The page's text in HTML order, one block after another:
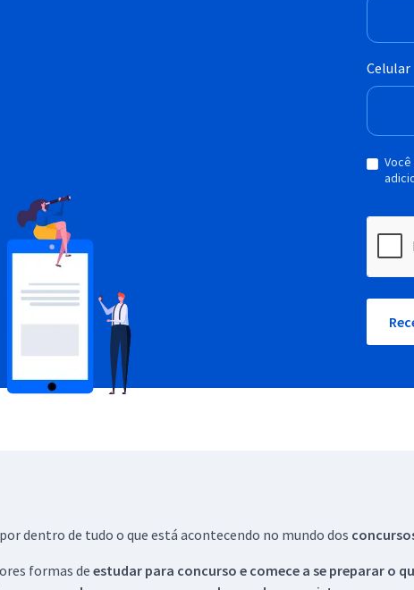
Celular
dentro de tudo o que está acontecendo no mundo dos
formas deestudar para concurso e comece a se preparar o